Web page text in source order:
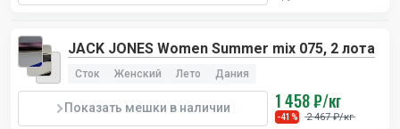
JACK JONES Women Summer mix 075, 2 лота
Сток Женский Лето Дания
Показать мешки в наличии 1 458 ₽/кг
-41% 2 467 ₽/кг